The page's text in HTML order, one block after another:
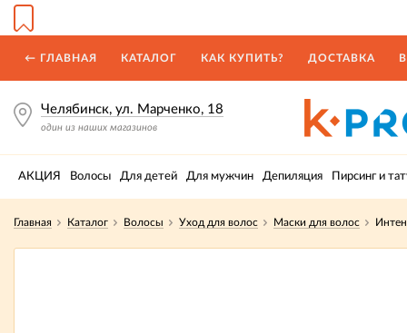
← ГЛАВНАЯ КАТАЛОГ КАК КУПИТЬ? ДОСТАВКА
Челябинск, ул. Марченко, 18
один из наших магазинов
АКЦИЯ Волосы Для детей Для мужчин Депиляция Пирсинг и
Главная Каталог Волосы Уход для волос Маски для волос